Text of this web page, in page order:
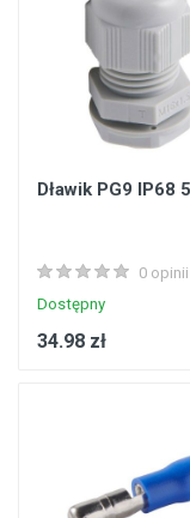
Dławik PG9 IP68
0 opinii
Dostępny
34.98 zł